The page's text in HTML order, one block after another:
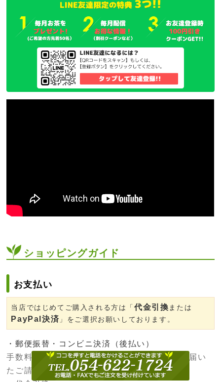
ショッピングガイド
お支払い
当店ではじめてご購入される方は「代金引換または
PayPal決済 」をご選択お願いしております。
・郵便振替・コンビニ決済（後払い）
手数料は当社が負担いたします。商品と一緒に届い
たご請求書にてお支払ください。